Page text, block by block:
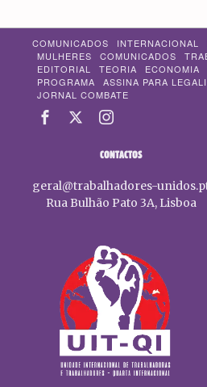
COMUNICADOS INTERNACIONAL
MULHERES
COMUNICADOS
EDITORIAL
TEORIA ECONOMIA
PROGRAMA
ASSINA PARA
JORNAL COMBATE
CONTACTOS
geral@trabalhadores-
Rua Bulhão Pato 3A, Lisboa